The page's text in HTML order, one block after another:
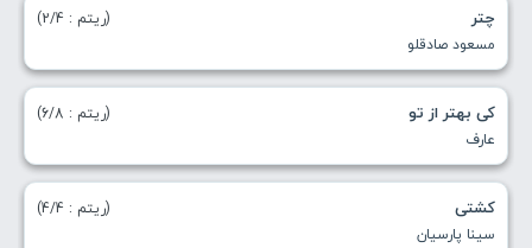
چتر
مسعود صادقلو
(ریتم : 2/4)
کی بهتر از تو
عارف
(ریتم : 6/8)
کشتی
سینا پارسیان
(ریتم : 4/4)